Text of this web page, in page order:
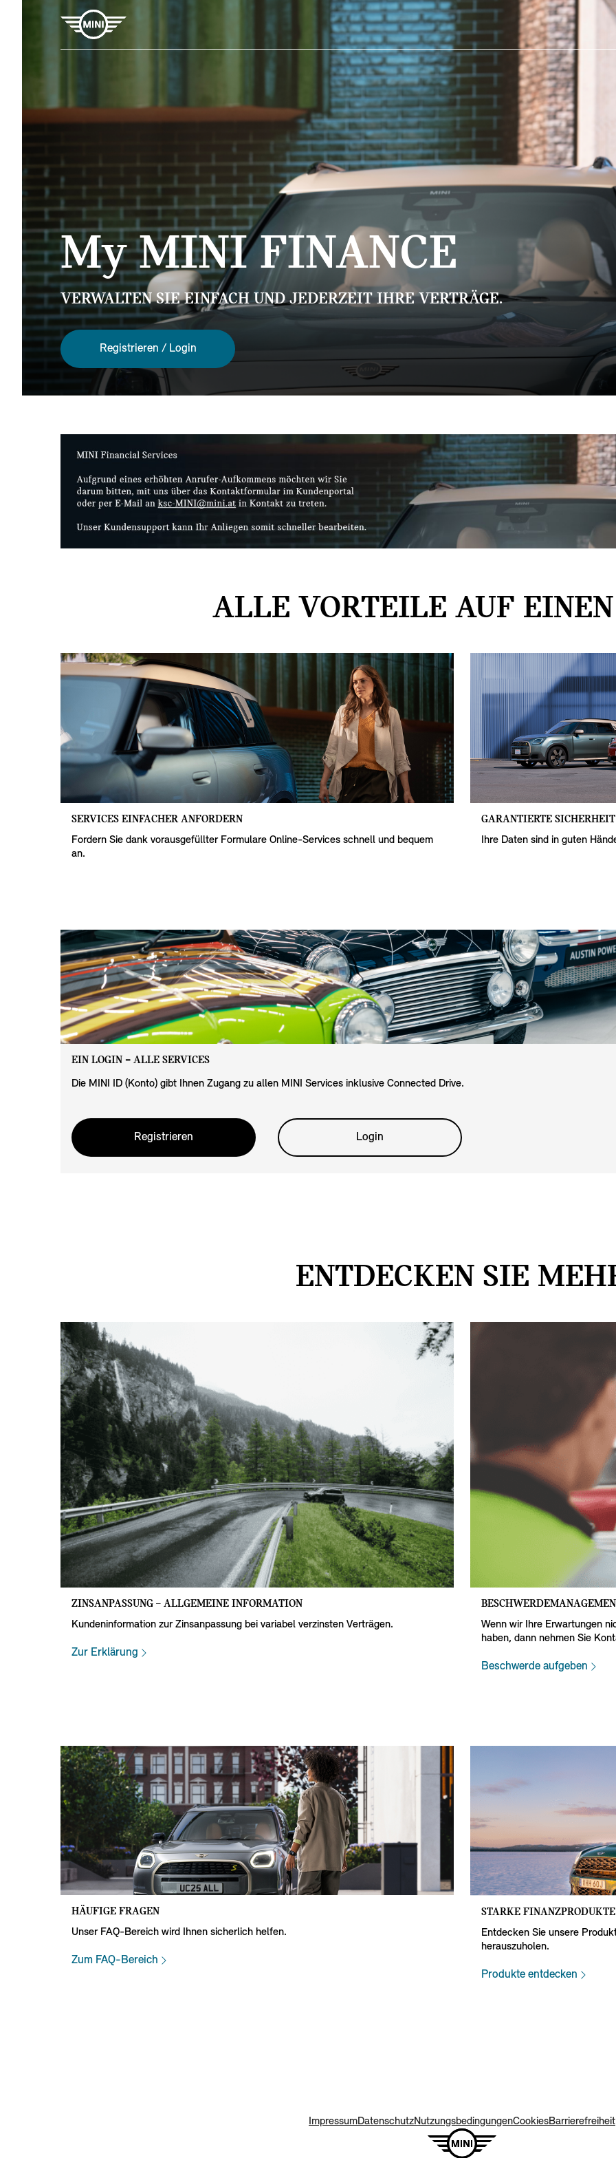
MyMINI FINANCE
VERWALTEN SIE EINFACH UND JEDERZEIT IHRE VERTRÄGE.
Registrieren / Login
ALLE VORTEILE AUF
SERVICES EINFACHER ANFORDERN
Fordern Sie dank vorausgefüllter Formulare Online-Services schnell und bequem
an.
GARANTIERTE SICHERHEIT
Ihre Daten sind in guten
EIN LOGIN = ALLE SERVICES
Die MINI ID (Konto) gibt Ihnen Zugang zu allen MINI Services inklusive Connected Drive.
Registrieren Login
ENTDECKEN SIE
ZINSANPASSUNG – ALLGEMEINE INFORMATION
Kundeninformation zur Zinsanpassung bei variabel verzinsten Verträgen.
Zur Erklärung
Wenn wir Ihre Erwartungen
haben, dann nehmen Sie
Beschwerde aufgeben
HÄUFIGE FRAGEN
Unser FAQ-Bereich wird Ihnen sicherlich helfen.
Zum FAQ-Bereich
STARKE FINANZPRODUKTE
Entdecken Sie unsere
herauszuholen.
Produkte entdecken
ImpressumDatenschutzNutzungsbedingungenCookiesBarrierefreiheit